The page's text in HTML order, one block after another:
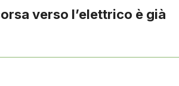
verso l’elettrico è già